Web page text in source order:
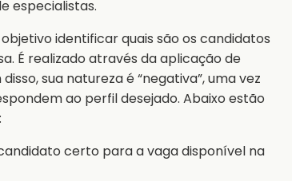
especialistas.
identificar quais são os candidatos
É realizado através da aplicação de
sua natureza é “negativa”, uma vez
ao perfil desejado. Abaixo estão
certo para a vaga disponível na